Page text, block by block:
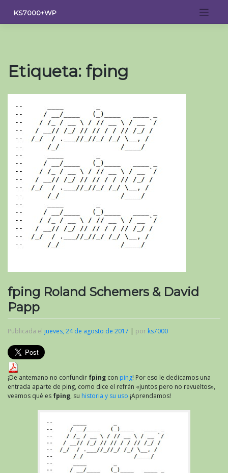
contenido
KS7000+WP
Etiqueta: fping
fping Roland Schemers & David
Papp
Publicada el jueves, 24 de agosto de 2017 | por ks7000
¡De antemano no confundir fping con ping! Por eso le dedicamos una
entrada aparte de ping, como dice el refrán «juntos pero no revueltos»,
veamos qué es fping, su historia y su uso ¡Aprendamos!